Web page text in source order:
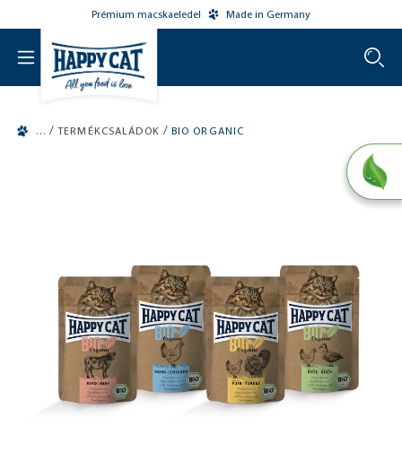
Prémium macskaeledel Made in Germany
/ TERMÉKCSALÁDOK / BIO ORGANIC